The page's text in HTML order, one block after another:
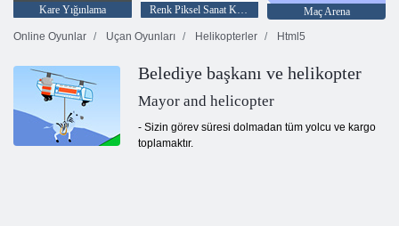
Kare Yığınlama Renk Piksel Sanat Klasik
Maç Arena
Online Oyunlar
Uçan Oyunları Helikopterler Html5
Belediye başkanı ve helikopter
Mayor and helicopter
- Sizin görev süresi dolmadan tüm yolcu ve kargo
toplamaktır.